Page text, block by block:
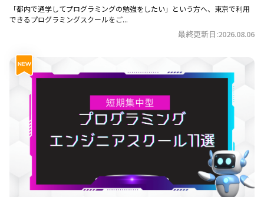
「都内で通学してプログラミングの勉強をしたい」という方へ、東京で利用
できるプログラミングスクールをご...
最終更新日:2026.08.06